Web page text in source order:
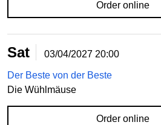
Order online
Sat 03/04/2027 20:00
Der Beste von der Beste
Die Wühlmäuse
Order online